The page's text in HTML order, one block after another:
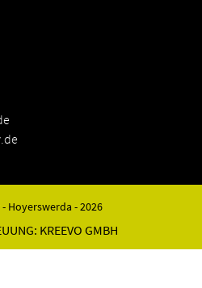
Hoyerswerda - 2026
KREEVO GMBH